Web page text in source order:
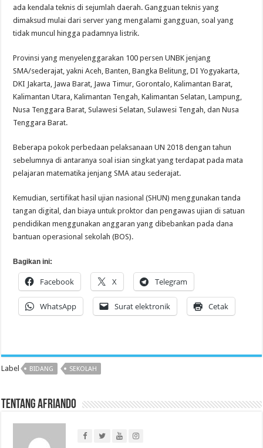
ada kendala teknis di sejumlah daerah. Gangguan teknis yang
dimaksud mulai dari server yang mengalami gangguan, soal yang
tidak muncul hingga padamnya listrik.
Provinsi yang menyelenggarakan 100 persen UNBK jenjang
SMA/sederajat, yakni Aceh, Banten, Bangka Belitung, DI Yogyakarta,
DKI Jakarta, Jawa Barat, Jawa Timur, Gorontalo, Kalimantan Barat,
Kalimantan Utara, Kalimantan Tengah, Kalimantan Selatan, Lampung,
Nusa Tenggara Barat, Sulawesi Selatan, Sulawesi Tengah, dan Nusa
Tenggara Barat.
Beberapa pokok perbedaan pelaksanaan UN 2018 dengan tahun
sebelumnya di antaranya soal isian singkat yang terdapat pada mata
pelajaran matematika jenjang SMA atau sederajat.
Kemudian, sertifikat hasil ujian nasional (SHUN) menggunakan tanda
tangan digital, dan biaya untuk proktor dan pengawas ujian di satuan
pendidikan menggunakan anggaran yang dibebankan pada dana
bantuan operasional sekolah (BOS).
Bagikan ini:
Facebook X Telegram
WhatsApp Surat elektronik Cetak
Label BIDANG SEKOLAH
Tentang Afriando